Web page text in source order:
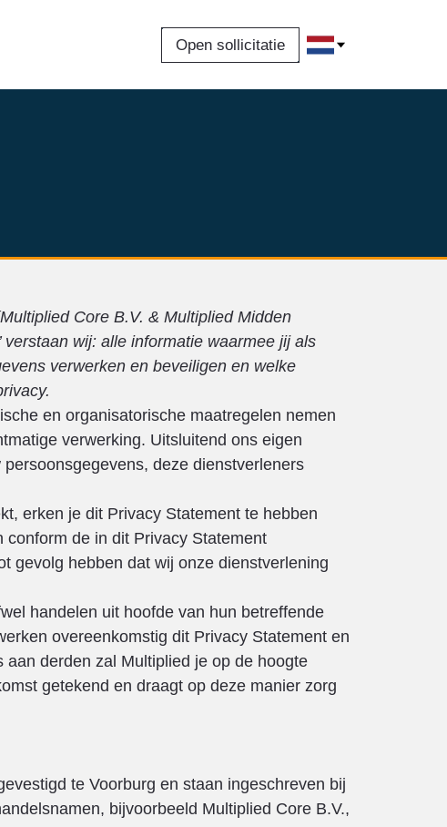
Open sollicitatie
Core B.V. & Multiplied Midden
wij: alle informatie waarmee jij als
verwerken en beveiligen en welke
en organisatorische maatregelen nemen
verwerking. Uitsluitend ons eigen
deze dienstverleners
erken je dit Privacy Statement te hebben
de in dit Privacy Statement
gevolg hebben dat wij onze dienstverlening
handelen uit hoofde van hun betreffende
overeenkomstig dit Privacy Statement en
derden zal Multiplied je op de hoogte
getekend en draagt op deze manier zorg
te Voorburg en staan ingeschreven bij
bijvoorbeeld Multiplied Core B.V.,